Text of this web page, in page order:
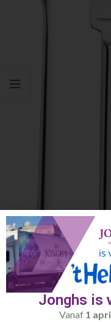
Click to enlarge
Amefa
Jonghs is
Vanaf 1